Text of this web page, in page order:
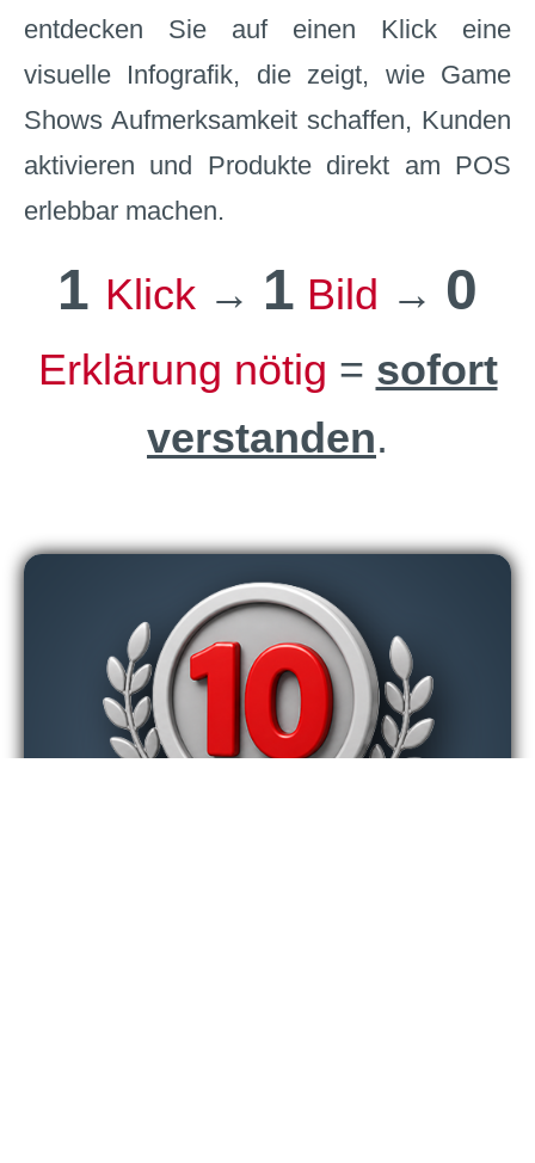
entdecken Sie auf einen Klick eine
visuelle Infografik, die zeigt, wie Game
Shows Aufmerksamkeit schaffen, Kunden
aktivieren und Produkte direkt am POS
erlebbar machen.
1 Klick → 1 Bild → 0
Erklärung nötig = sofort
verstanden.